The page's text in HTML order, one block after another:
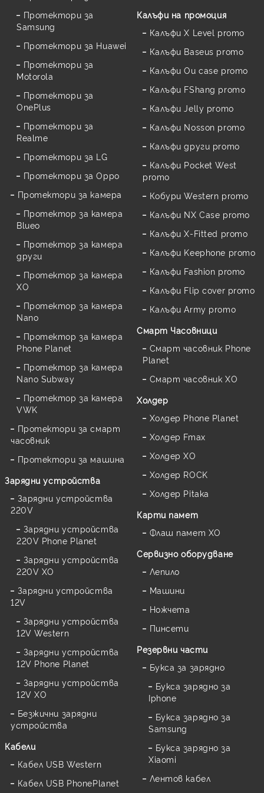
Протектори за
Samsung
Протектори за Huawei
Протектори за
Motorola
Протектори за
OnePlus
Протектори за
Realme
Протектори за LG
Протектори за Oppo
Протектори за камера
Протектор за камера
Blueo
Протектор за камера
други
Протектор за камера
XO
Протектор за камера
Nano
Протектор за камера
Phone Planet
Протектор за камера
Nano Subway
Протектор за камера
VWK
Протектори за смарт
часовник
Протектори за машина
Зарядни устройства
Зарядни устройства
220V
Зарядни устройства
220V Phone Planet
Зарядни устройства
220V XO
Зарядни устройства
12V
Зарядни устройства
12V Western
Зарядни устройства
12V Phone Planet
Зарядни устройства
12V XO
Безжични зарядни
устройства
Кабели
Кабел USB Western
Кабел USB PhonePlanet
Калъфи на промоция
Калъфи X Level promo
Калъфи Baseus promo
Калъфи Ou case promo
Калъфи FShang promo
Калъфи Jelly promo
Калъфи Nosson promo
Калъфи други promo
Калъфи Pocket West
promo
Кобури Western promo
Калъфи NX Case promo
Калъфи X-Fitted promo
Калъфи Keephone promo
Калъфи Fashion promo
Калъфи Flip cover promo
Калъфи Army promo
Смарт Часовници
Смарт часовник Phone
Planet
Смарт часовник XO
Холдер
Холдер Phone Planet
Холдер Fmax
Холдер XO
Холдер ROCK
Холдер Pitaka
Карти памет
Флаш памет XO
Сервизно оборудване
Лепило
Машини
Ножчета
Пинсети
Резервни части
Букса за зарядно
Букса зарядно за
Iphone
Букса зарядно за
Samsung
Букса зарядно за
Xiaomi
Лентов кабел